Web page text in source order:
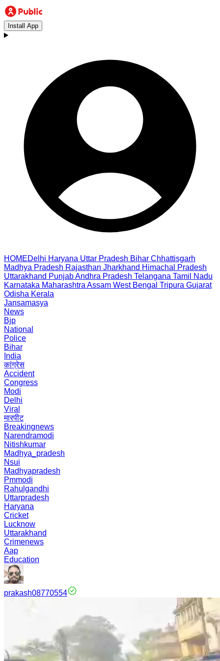
Install App
HOMEDelhi Haryana Uttar Pradesh Bihar Chhattisgarh
Madhya Pradesh Rajasthan Jharkhand Himachal Pradesh
Uttarakhand PunjabAndhra Pradesh Telangana Tamil Nadu
Karnataka Maharashtra Assam West Bengal Tripura Gujarat
Odisha Kerala
Jansamasya
News
Bjp
National
Police
Bihar
India
कांग्रेस
Accident
Congress
Modi
Delhi
Viral
मारपीट
Breakingnews
Narendramodi
Nitishkumar
Madhya_pradesh
Nsui
Madhyapradesh
Pmmodi
Rahulgandhi
Uttarpradesh
Haryana
Cricket
Lucknow
Uttarakhand
Crimenews
Aap
Education
prakash08770554